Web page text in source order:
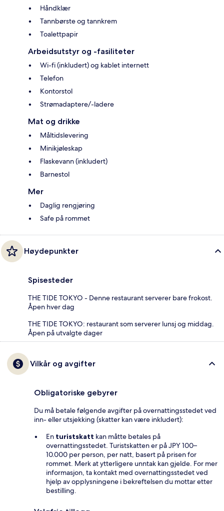
Håndklær
Tannbørste og tannkrem
Toalettpapir
Arbeidsutstyr og -fasiliteter
Wi-fi (inkludert) og kablet internett
Telefon
Kontorstol
Strømadaptere/-ladere
Mat og drikke
Måltidslevering
Minikjøleskap
Flaskevann (inkludert)
Barnestol
Mer
Daglig rengjøring
Safe på rommet
Høydepunkter
Spisesteder
THE TIDE TOKYO - Denne restaurant serverer bare frokost.
Åpen hver dag
THE TIDE TOKYO: restaurant som serverer lunsj og middag.
Åpen på utvalgte dager
Vilkår og avgifter
Obligatoriske gebyrer
Du må betale følgende avgifter på overnattingsstedet ved
inn- eller utsjekking (skatter kan være inkludert):
En turistskatt kan måtte betales på
overnattingsstedet. Turistskatten er på JPY 100–
10.000 per person, per natt, basert på prisen for
rommet. Merk at ytterligere unntak kan gjelde. For mer
informasjon, ta kontakt med overnattingsstedet ved
hjelp av opplysningene i bekreftelsen du mottar etter
bestilling.